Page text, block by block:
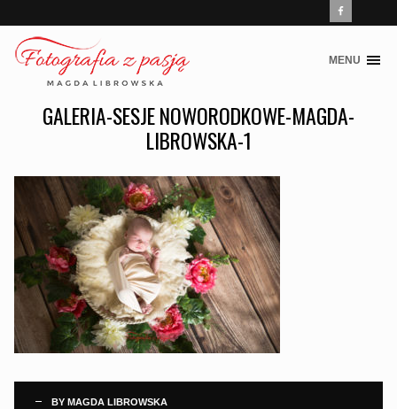
Skip
content
MENU
GALERIA-SESJE NOWORODKOWE-MAGDA-
LIBROWSKA-1
BYMAGDA LIBROWSKA